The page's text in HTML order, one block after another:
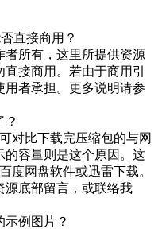
直接商用？
者所有，这里所提供资源
接商用。若由于商用引
用者承担。更多说明请参
？
对比下载完压缩包的与网
的容量则是这个原因。这
度网盘软件或迅雷下载。
源底部留言，或联络我
例图片？